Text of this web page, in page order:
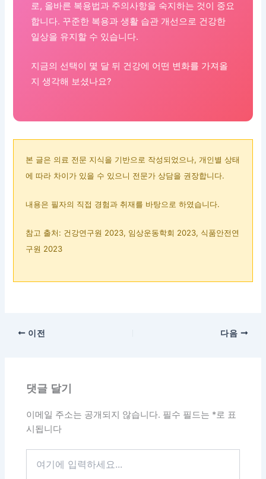
로, 올바른 복용법과 주의사항을 숙지하는 것이 중요
합니다. 꾸준한 복용과 생활 습관 개선으로 건강한
일상을 유지할 수 있습니다.
지금의 선택이 몇 달 뒤 건강에 어떤 변화를 가져올
지 생각해 보셨나요?
본 글은 의료 전문 지식을 기반으로 작성되었으나, 개인별 상태
에 따라 차이가 있을 수 있으니 전문가 상담을 권장합니다.
내용은 필자의 직접 경험과 취재를 바탕으로 하였습니다.
참고 출처: 건강연구원 2023, 임상운동학회 2023, 식품안전연
구원 2023
이전 다음
댓글 달기
이메일 주소는 공개되지 않습니다. 필수 필드는 *로 표
시됩니다